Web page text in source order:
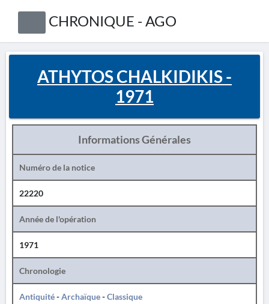
CHRONIQUE - AGO
ATHYTOS CHALKIDIKIS -
1971
Informations Générales
Numéro de la notice
22220
Année de l'opération
1971
Chronologie
Antiquité-Archaïque-Classique